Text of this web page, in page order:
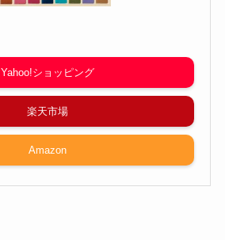
Yahoo!ショッピング
楽天市場
Amazon